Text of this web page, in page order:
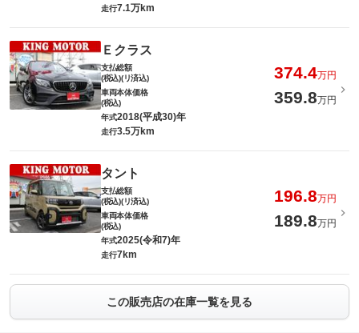
走行7.1万km
Ｅクラス
支払総額
(税込)(リ済込)
374.4万円
車両本体価格
(税込)
359.8万円
年式2018(平成30)年
走行3.5万km
タント
支払総額
(税込)(リ済込)
196.8万円
車両本体価格
(税込)
189.8万円
年式2025(令和7)年
走行7km
この販売店の在庫一覧を見る